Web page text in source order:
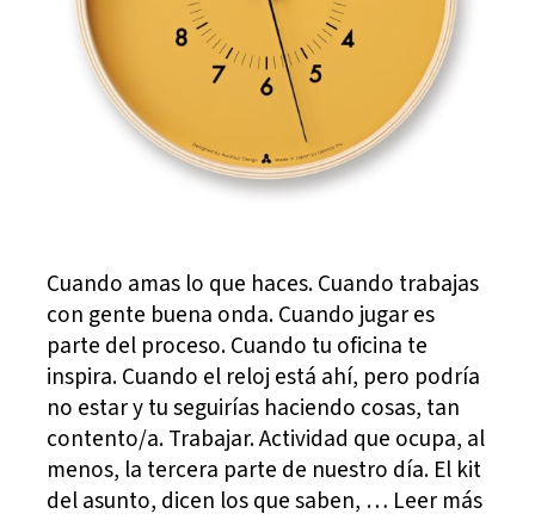
Cuando amas lo que haces. Cuando trabajas
con gente buena onda. Cuando jugar es
parte del proceso. Cuando tu oficina te
inspira. Cuando el reloj está ahí, pero podría
no estar y tu seguirías haciendo cosas, tan
contento/a. Trabajar. Actividad que ocupa, al
menos, la tercera parte de nuestro día. El kit
del asunto, dicen los que saben, … Leer más